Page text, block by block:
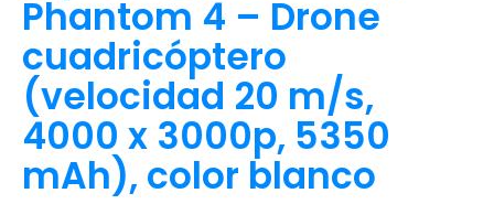
Phantom 4 – Drone
cuadricóptero
(velocidad 20 m/s,
4000 x 3000p, 5350
mAh), color blanco